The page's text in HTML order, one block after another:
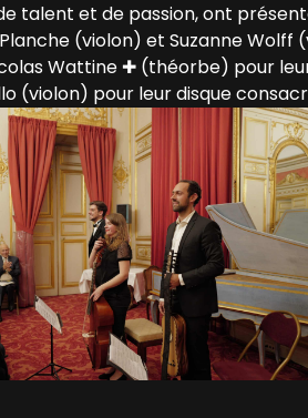
talent et de passion, ont
(violon) et Suzanne Wolff
Wattine ✚ (théorbe) pour
(violon) pour leur disque